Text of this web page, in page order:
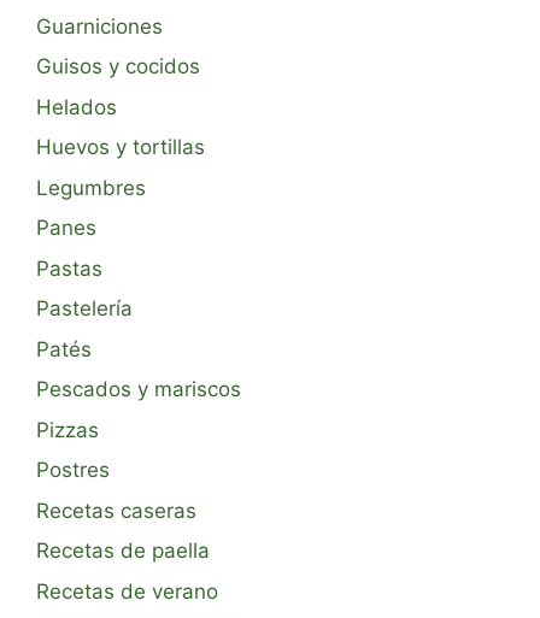
Guarniciones
Guisos y cocidos
Helados
Huevos y tortillas
Legumbres
Panes
Pastas
Pastelería
Patés
Pescados y mariscos
Pizzas
Postres
Recetas caseras
Recetas de paella
Recetas de verano